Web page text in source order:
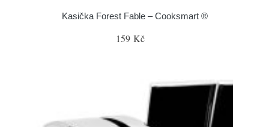
Kasička Forest Fable – Cooksmart ®
159 Kč